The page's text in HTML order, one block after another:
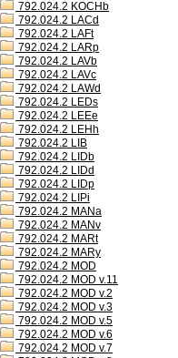
792.024.2 KOCHb
792.024.2 LACd
792.024.2 LAFt
792.024.2 LARp
792.024.2 LAVb
792.024.2 LAVc
792.024.2 LAWd
792.024.2 LEDs
792.024.2 LEEe
792.024.2 LEHh
792.024.2 LIB
792.024.2 LIDb
792.024.2 LIDd
792.024.2 LIDp
792.024.2 LIPi
792.024.2 MANa
792.024.2 MANv
792.024.2 MARt
792.024.2 MARy
792.024.2 MOD
792.024.2 MOD v.11
792.024.2 MOD v.2
792.024.2 MOD v.3
792.024.2 MOD v.5
792.024.2 MOD v.6
792.024.2 MOD v.7